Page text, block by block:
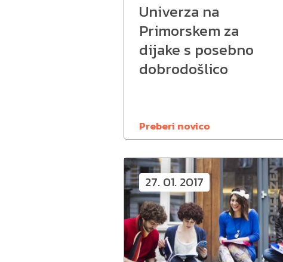
Univerza na
Primorskem za
dijake s posebno
dobrodošlico
Preberi novico
27. 01. 2017